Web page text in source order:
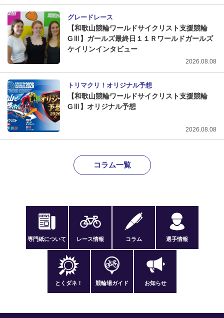
グレードレース
【和歌山競輪ワールドサイクリスト支援競輪
GⅢ】ガールズ最終日１１Ｒワールドガールズ
ケイリンインタビュー
2026.08.08
トリマクリ！オリジナル予想
【和歌山競輪ワールドサイクリスト支援競輪
GⅢ】オリジナル予想
2026.08.08
コラム一覧
専門紙について レース情報 コラム 選手情報
とくダネ！ 競輪場ガイド お知らせ